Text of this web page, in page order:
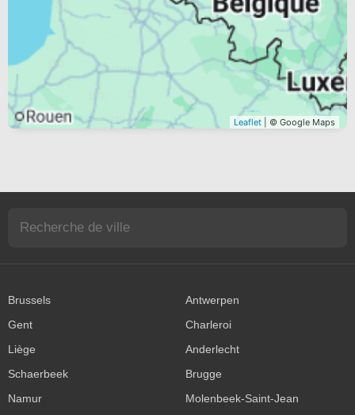
Leaflet | © Google Maps
Brussels
Antwerpen
Gent
Charleroi
Liège
Anderlecht
Schaerbeek
Brugge
Namur
Molenbeek-Saint-Jean